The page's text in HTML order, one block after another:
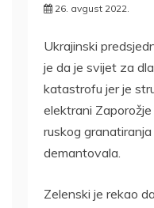
26. avgust 2022.
Ukrajinski
je da je svijet za
katastrofu jer je
elektrani
ruskog
demantovala.
Zelenski je rekao